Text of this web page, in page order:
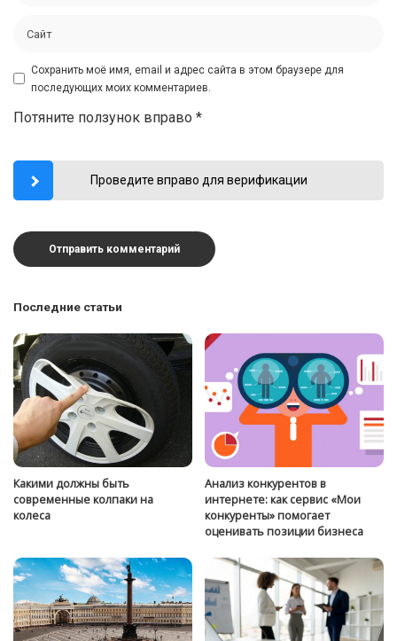
Сохранить моё имя, email и адрес сайта в этом браузере для
последующих моих комментариев.
Потяните ползунок вправо *
Проведите вправо для верификации
Последние статьи
Какими должны быть
современные колпаки на
колеса
Анализ конкурентов в
интернете: как сервис «Мои
конкуренты» помогает
оценивать позиции бизнеса